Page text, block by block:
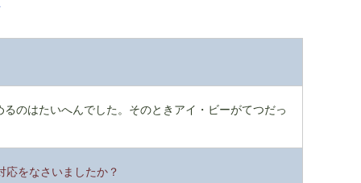
のはたいへんでした。そのときアイ・ビーがてつだっ
応をなさいましたか？